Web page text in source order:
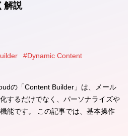
解説
#Dynamic Content
の「Content Builder」は、メール
するだけでなく、パーソナライズや
能です。 この記事では、基本操作